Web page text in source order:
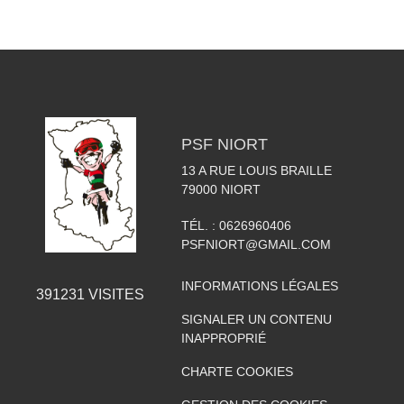
391231 VISITES
PSF NIORT
13 A RUE LOUIS BRAILLE
79000 NIORT
TÉL. : 0626960406
PSFNIORT@GMAIL.COM
INFORMATIONS LÉGALES
SIGNALER UN CONTENU
INAPPROPRIÉ
CHARTE COOKIES